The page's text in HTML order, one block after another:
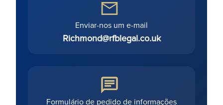
Enviar-nos um e-mail
Richmond@rfblegal.co.uk
Formulário de pedido de informações